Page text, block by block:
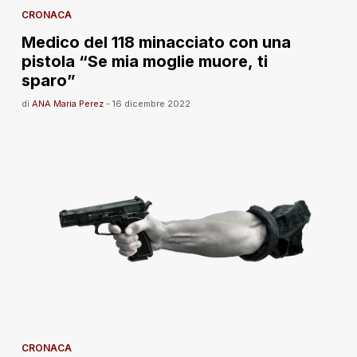
CRONACA
Medico del 118 minacciato con una
pistola “Se mia moglie muore, ti
sparo”
di ANA Maria Perez- 16 dicembre 2022
CRONACA